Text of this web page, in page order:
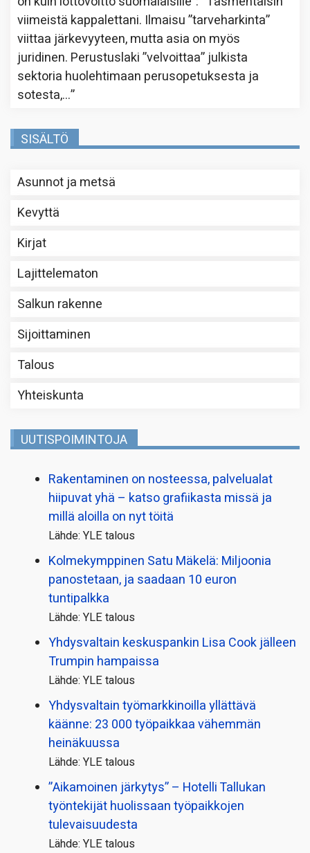
viimeistä kappalettani. Ilmaisu ”tarveharkinta”
viittaa järkevyyteen, mutta asia on myös
juridinen. Perustuslaki ”velvoittaa” julkista
sektoria huolehtimaan perusopetuksesta ja
sotesta,…”
SISÄLTÖ
Asunnot ja metsä
Kevyttä
Kirjat
Lajittelematon
Salkun rakenne
Sijoittaminen
Talous
Yhteiskunta
UUTISPOIMINTOJA
Rakentaminen on nosteessa, palvelualat
hiipuvat yhä – katso grafiikasta missä ja
millä aloilla on nyt töitä
Lähde: YLE talous
Kolmekymppinen Satu Mäkelä: Miljoonia
panostetaan, ja saadaan 10 euron
tuntipalkka
Lähde: YLE talous
Yhdysvaltain keskuspankin Lisa Cook jälleen
Trumpin hampaissa
Lähde: YLE talous
Yhdysvaltain työmarkkinoilla yllättävä
käänne: 23 000 työpaikkaa vähemmän
heinäkuussa
Lähde: YLE talous
”Aikamoinen järkytys” – Hotelli Tallukan
työntekijät huolissaan työpaikkojen
tulevaisuudesta
Lähde: YLE talous